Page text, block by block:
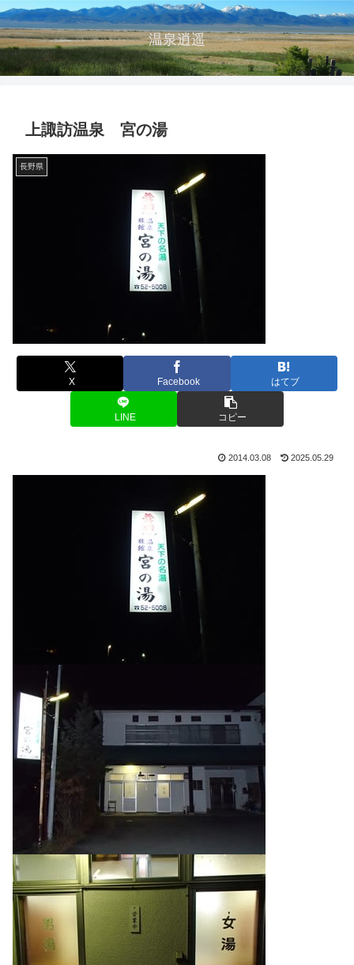
温泉逍遥
上諏訪温泉 宮の湯
長野県
X Facebook はてブ
LINE コピー
2014.03.08 2025.05.29